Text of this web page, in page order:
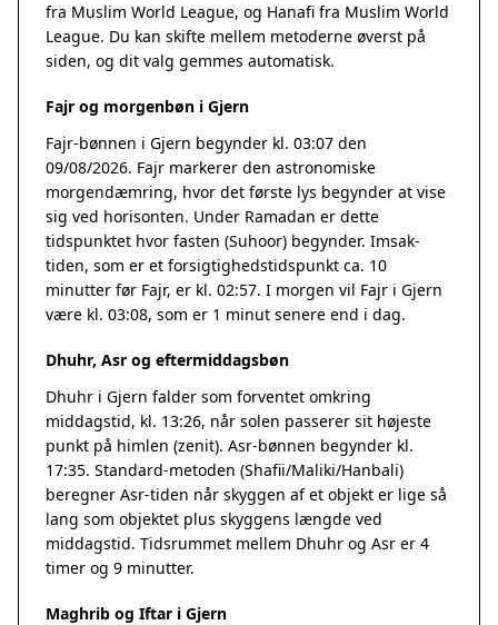
fra Muslim World League, og Hanafi fra Muslim World
League. Du kan skifte mellem metoderne øverst på
siden, og dit valg gemmes automatisk.
Fajr og morgenbøn i Gjern
Fajr-bønnen i Gjern begynder kl. 03:07 den
09/08/2026. Fajr markerer den astronomiske
morgendæmring, hvor det første lys begynder at vise
sig ved horisonten. Under Ramadan er dette
tidspunktet hvor fasten (Suhoor) begynder. Imsak-
tiden, som er et forsigtighedstidspunkt ca. 10
minutter før Fajr, er kl. 02:57. I morgen vil Fajr i Gjern
være kl. 03:08, som er 1 minut senere end i dag.
Dhuhr, Asr og eftermiddagsbøn
Dhuhr i Gjern falder som forventet omkring
middagstid, kl. 13:26, når solen passerer sit højeste
punkt på himlen (zenit). Asr-bønnen begynder kl.
17:35. Standard-metoden (Shafii/Maliki/Hanbali)
beregner Asr-tiden når skyggen af et objekt er lige så
lang som objektet plus skyggens længde ved
middagstid. Tidsrummet mellem Dhuhr og Asr er 4
timer og 9 minutter.
Maghrib og Iftar i Gjern